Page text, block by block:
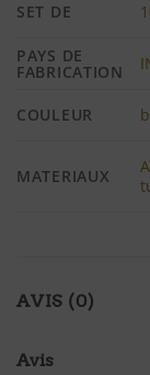
SET DE
PAYS DE
FABRICATION
COULEUR
MATERIAUX
AVIS (0)
Avis